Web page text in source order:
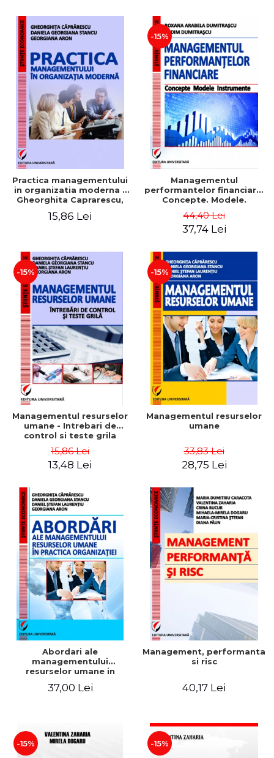
Practica managementului
in organizatia moderna -
Gheorghita Caprarescu,
Georgiana Aron
15,86 Lei
-15%
Managementul
performantelor financiare.
Concepte. Modele.
44,40 Lei
37,74 Lei
-15%
Managementul resurselor
umane - Intrebari de
control si teste grila
15,86 Lei
13,48 Lei
-15%
Managementul resurselor
umane
33,83 Lei
28,75 Lei
Abordari ale
managementului
resurselor umane in
37,00 Lei
Management, performanta
si risc
40,17 Lei
-15% -15%